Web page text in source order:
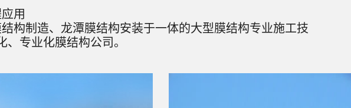
用
构制造、龙潭膜结构安装于一体的大型膜结构专业施工技
专业化膜结构公司。